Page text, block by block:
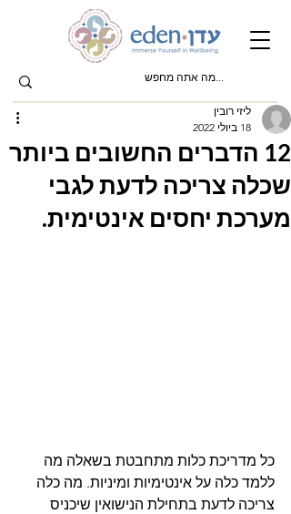
12 הדברים החשובים ביותר
שכלה צריכה לדעת לגבי
מערכת יחסים אינטימית.
ליזי רובין
18 ביולי 2022
כל מדריכת כלות מתחבטת בשאלה מה
ללמד כלה על אינטימיות ומיניות. מה כלה
צריכה לדעת בתחילת הנישואין שיכניס